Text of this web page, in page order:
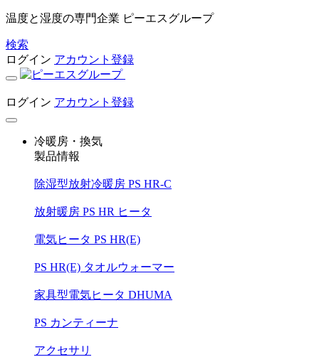
温度と湿度の専門企業 ピーエスグループ
検索
ログイン アカウント登録
ログイン アカウント登録
冷暖房・換気
製品情報
除湿型放射冷暖房 PS HR-C
放射暖房 PS HR ヒータ
電気ヒータ PS HR(E)
PS HR(E) タオルウォーマー
家具型電気ヒータ DHUMA
PS カンティーナ
アクセサリ